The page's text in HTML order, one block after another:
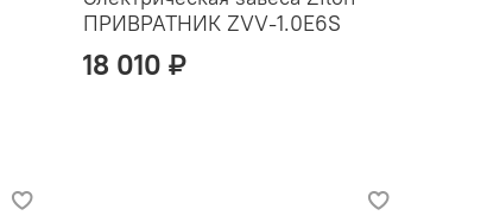
ПРИВРАТНИК ZVV-1.0E6S
18 010 ₽